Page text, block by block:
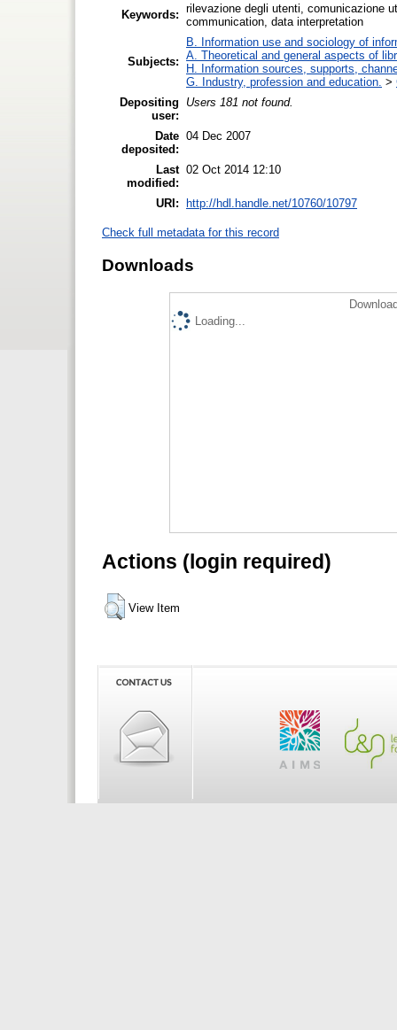
Keywords: rilevazione degli utenti, comunicazione
communication, data interpretation
Subjects:
B. Information use and sociology of
A. Theoretical and general aspects of
H. Information sources, supports,
G. Industry, profession and education. >
Depositing
user:
Users 181 not found.
Date
deposited:
04 Dec 2007
Last
modified:
02 Oct 2014 12:10
URI: http://hdl.handle.net/10760/10797
Check full metadata for this record
Downloads
Loading...
Actions (login required)
View Item